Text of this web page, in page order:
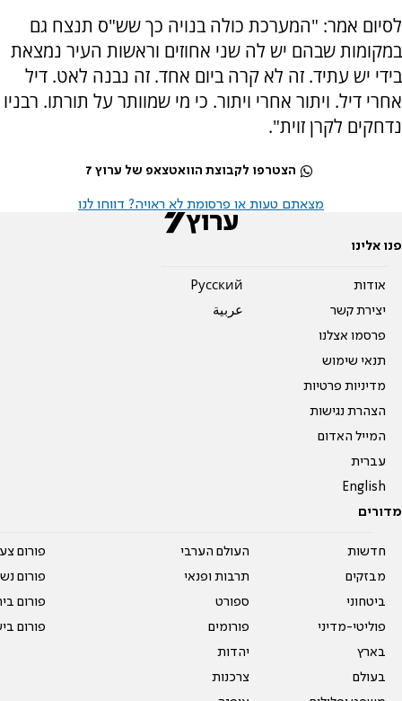
לסיום אמר: "המערכת כולה בנויה כך שש"ס תנצח גם
במקומות שבהם יש לה שני אחוזים וראשות העיר נמצאת
בידי יש עתיד. זה לא קרה ביום אחד. זה נבנה לאט. דיל
אחרי דיל. ויתור אחרי ויתור. כי מי שמוותר על תורתו. רבניו
נדחקים לקרן זוית".
הצטרפו לקבוצת הוואטצאפ של ערוץ 7
מצאתם טעות או פרסומת לא ראויה? דווחו לנו
פנו אלינו
אודות
יצירת קשר
פרסמו אצלנו
תנאי שימוש
מדיניות פרטיות
הצהרת נגישות
המייל האדום
עברית
English
Pусский
عربية
מדורים
חדשות
מבזקים
ביטחוני
פוליטי-מדיני
בארץ
בעולם
העולם הערבי
תרבות ופנאי
ספורט
פורומים
יהדות
צרכנות
פורום
פורום
פורום
פורום